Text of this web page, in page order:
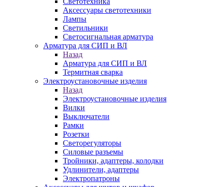
Аксессуары светотехники
Лампы
Светильники
Светосигнальная арматура
Арматура для СИП и ВЛ
Назад
Арматура для СИП и ВЛ
Термитная сварка
Электроустановочные изделия
Назад
Электроустановочные изделия
Вилки
Выключатели
Рамки
Розетки
Светорегуляторы
Силовые разъемы
Тройники, адаптеры, колодки
Удлинители, адаптеры
Электропатроны